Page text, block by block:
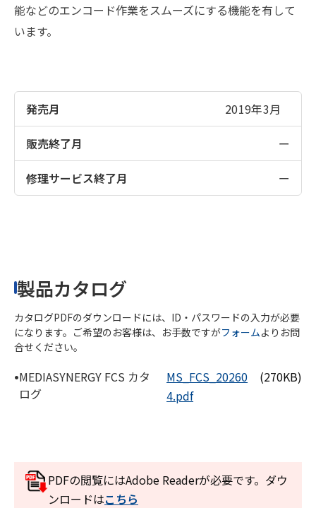
能などのエンコード作業をスムーズにする機能を有して
います。
発売月 2019年3月
販売終了月 ー
修理サービス終了月 ー
製品カタログ
カタログPDFのダウンロードには、ID・パスワードの入力が必要
になります。ご希望のお客様は、お手数ですがフォームよりお問
合せください。
•MEDIASYNERGY FCS カタ
ログ
MS_FCS_20260
4.pdf
(270KB)
PDFの閲覧にはAdobe Readerが必要です。ダウ
ンロードはこちら